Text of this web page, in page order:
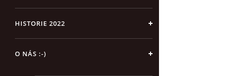
HISTORIE 2022
O NÁS :-)